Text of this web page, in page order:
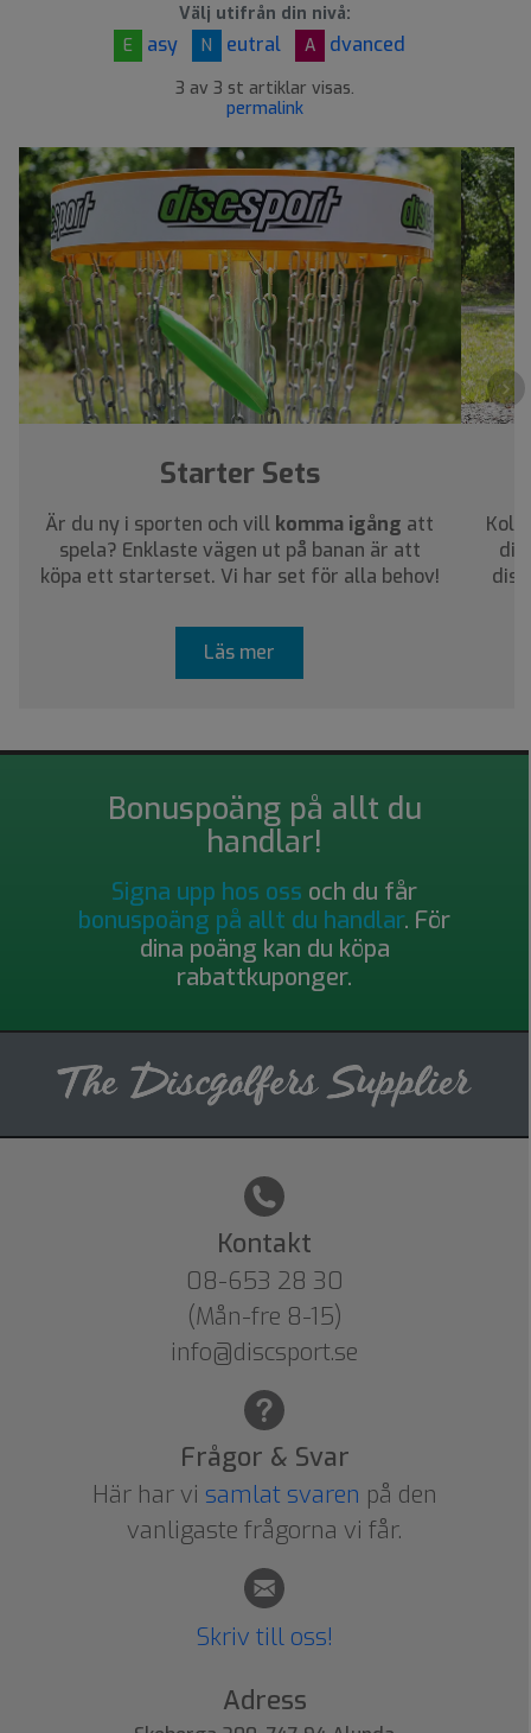
Välj utifrån din nivå:
E
asy N eutral A dvanced
3 av 3 st artiklar visas.
permalink
›
Starter Sets
Är du ny i sporten och vill komma igång att
spela? Enklaste vägen ut på banan är att
köpa ett starterset. Vi har set för alla behov!
Läs mer
Bonuspoäng på allt du
handlar!
Signa upp hos oss och du får
bonuspoäng på allt du handlar. För
dina poäng kan du köpa
rabattkuponger.
Kontakt
08-653 28 30
(Mån-fre 8-15)
info@discsport.se
Frågor & Svar
Här har vi samlat svaren på den
vanligaste frågorna vi får.
Skriv till oss!
Adress